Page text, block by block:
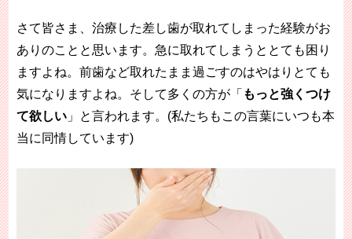
さて皆さま、治療した差し歯が取れてしまった経験がお
ありのことと思います。急に取れてしまうととても困り
ますよね。前歯など取れたまま過ごすのはやはりとても
気になりますよね。そして多くの方が「 もっと強くつけ
て欲しい 」と言われます。(私たちもこの言葉にいつも本
当に同情しています)